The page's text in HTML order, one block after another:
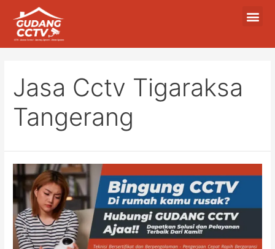
Jasa Cctv Tigaraksa
Tangerang